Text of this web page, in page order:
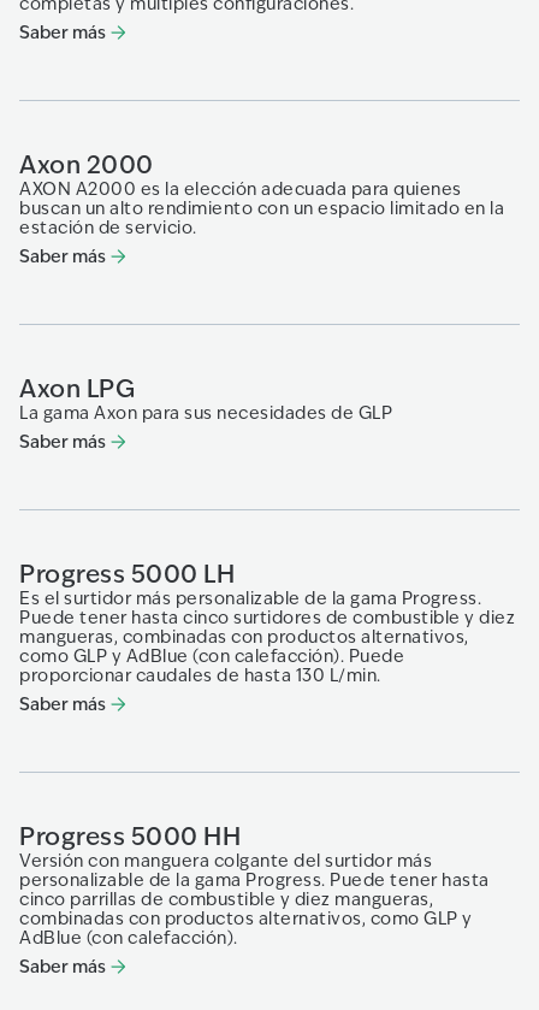
Saber más
Axon 2000
AXON A2000 es la elección adecuada para quienes
buscan un alto rendimiento con un espacio limitado en la
estación de servicio.
Saber más
Axon LPG
La gama Axon para sus necesidades de GLP
Saber más
Progress 5000 LH
Es el surtidor más personalizable de la gama Progress.
Puede tener hasta cinco surtidores de combustible y diez
mangueras, combinadas con productos alternativos,
como GLP y AdBlue (con calefacción). Puede
proporcionar caudales de hasta 130 L/min.
Saber más
Progress 5000 HH
Versión con manguera colgante del surtidor más
personalizable de la gama Progress. Puede tener hasta
cinco parrillas de combustible y diez mangueras,
combinadas con productos alternativos, como GLP y
AdBlue (con calefacción).
Saber más